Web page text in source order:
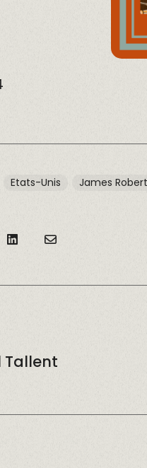
Etats-Unis James
Tallent